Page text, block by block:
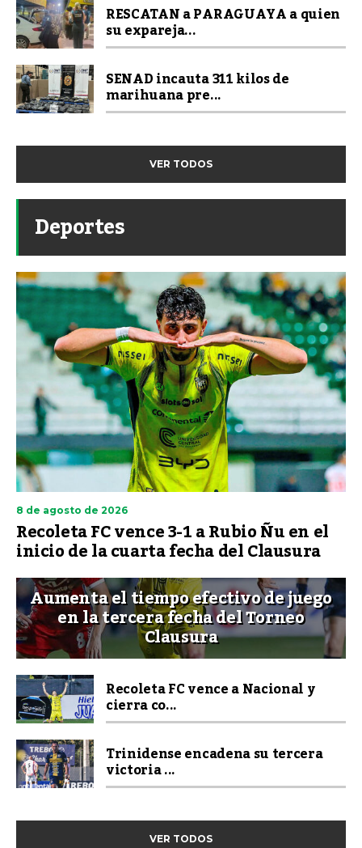
RESCATAN a PARAGUAYA a quien
su expareja...
SENAD incauta 311 kilos de
marihuana pre...
VER TODOS
Deportes
8 de agosto de 2026
Recoleta FC vence 3-1 a Rubio Ñu en el
inicio de la cuarta fecha del Clausura
Aumenta el tiempo efectivo de juego
en la tercera fecha del Torneo
Clausura
Recoleta FC vence a Nacional y
cierra co...
Trinidense encadena su tercera
victoria ...
VER TODOS